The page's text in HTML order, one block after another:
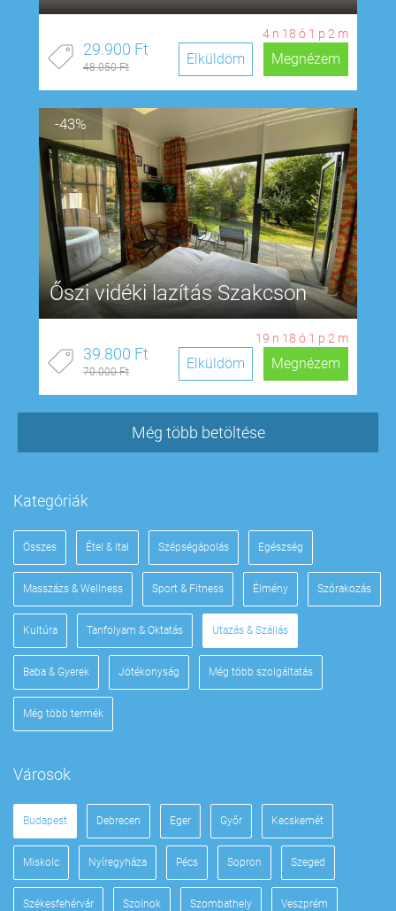
4 n 18 ó 1 p 1 m
29.900 Ft
48.050 Ft Megnézem
Elküldöm
-43%
Őszi vidéki lazítás Szakcson
19 n 18 ó 1 p 1 m
39.800 Ft
70.000 Ft Megnézem
Elküldöm
Még több betöltése
Kategóriák
Összes Étel & Ital Szépségápolás Egészség
Masszázs & Wellness Sport & Fitness Élmény Szórakozás
Kultúra Tanfolyam & Oktatás Utazás & Szállás
Baba & Gyerek Jótékonyság Még több szolgáltatás
Még több termék
Városok
Budapest Debrecen Eger Győr Kecskemét
Miskolc Nyíregyháza Pécs Sopron Szeged
Székesfehérvár Szolnok Szombathely Veszprém